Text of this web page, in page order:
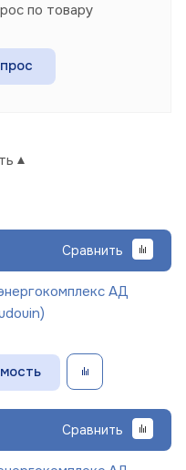
по товару
Сравнить
АД
Сравнить